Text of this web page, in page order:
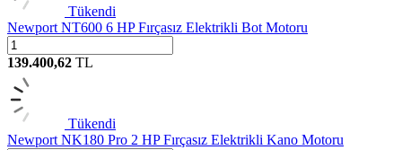
Tükendi
Newport NT600 6 HP Fırçasız Elektrikli Bot Motoru
139.400,62 TL
Tükendi
Newport NK180 Pro 2 HP Fırçasız Elektrikli Kano Motoru